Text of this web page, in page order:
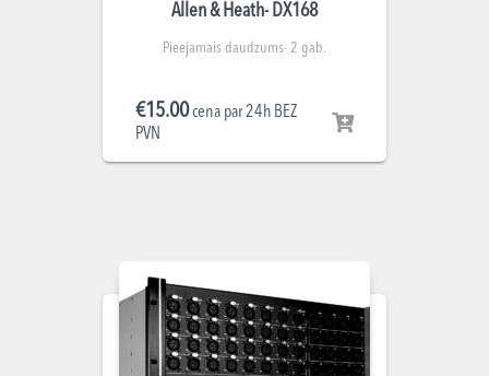
Allen & Heath- DX168
Pieejamais daudzums- 2 gab.
€15.00cena par 24h BEZ
PVN